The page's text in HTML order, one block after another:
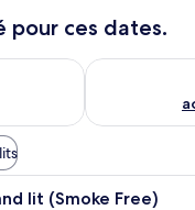
pour ces dates.
soir août 6 - août 7
Vérifier la
Une chambre d’hôtel avec
lit (Smoke Free)